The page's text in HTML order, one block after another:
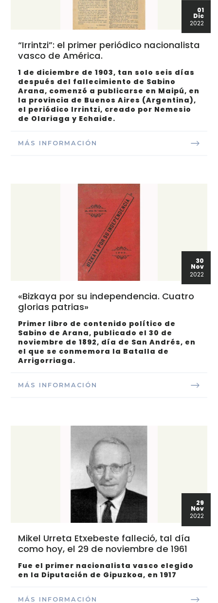
01
Dic
2022
“Irrintzi”: el primer periódico nacionalista
vasco de América.
1 de diciembre de 1903, tan solo seis días
después del fallecimiento de Sabino
Arana, comenzó a publicarse en Maipú, en
la provincia de Buenos Aires (Argentina),
el periódico Irrintzi, creado por Nemesio
de Olariaga y Echaide.
MÁS INFORMACIÓN
30
Nov
2022
«Bizkaya por su independencia. Cuatro
glorias patrias»
Primer libro de contenido político de
Sabino de Arana, publicado el 30 de
noviembre de 1892, día de San Andrés, en
el que se conmemora la Batalla de
Arrigorriaga.
MÁS INFORMACIÓN
29
Nov
2022
Mikel Urreta Etxebeste falleció, tal día
como hoy, el 29 de noviembre de 1961
Fue el primer nacionalista vasco elegido
en la Diputación de Gipuzkoa, en 1917
MÁS INFORMACIÓN